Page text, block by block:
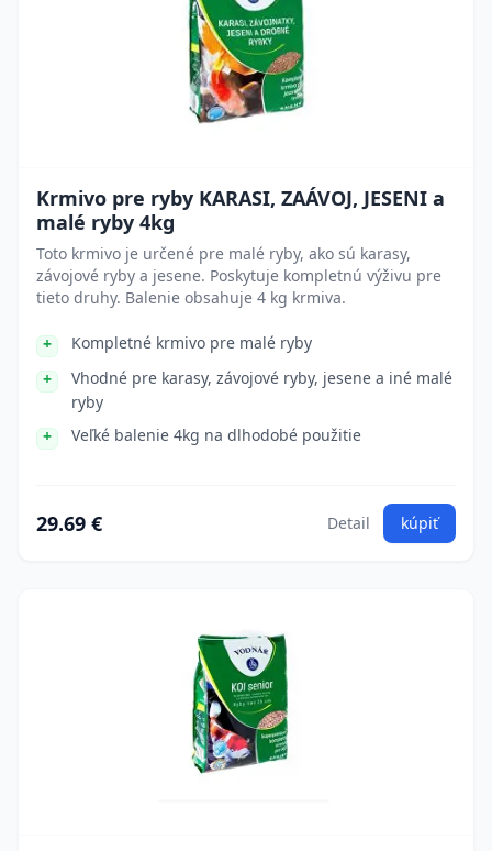
Krmivo pre ryby KARASI, ZAÁVOJ, JESENI a
malé ryby 4kg
Toto krmivo je určené pre malé ryby, ako sú karasy,
závojové ryby a jesene. Poskytuje kompletnú výživu pre
tieto druhy. Balenie obsahuje 4 kg krmiva.
Kompletné krmivo pre malé ryby
Vhodné pre karasy, závojové ryby, jesene a iné malé
ryby
Veľké balenie 4kg na dlhodobé použitie
29.69 € Detail kúpiť